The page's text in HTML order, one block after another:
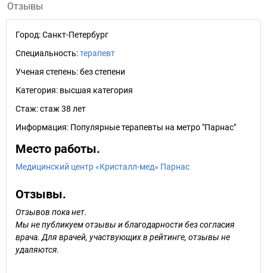
Отзывы
Город:Санкт-Петербург
Специальность:терапевт
Ученая степень:без степени
Категория: высшая категория
Стаж:стаж 38 лет
Информация: Популярные терапевты на метро "Парнас"
Место работы.
Медицинский центр «Кристалл-мед» Парнас
Отзывы.
Отзывов пока нет.
Мы не публикуем отзывы и благодарности без согласия
врача. Для врачей, участвующих в рейтинге, отзывы не
удаляются.